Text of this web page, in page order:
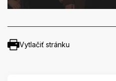
Vytlačiť stránku